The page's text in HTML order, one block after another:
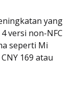
yang
versi non-NFC
seperti Mi
169 atau